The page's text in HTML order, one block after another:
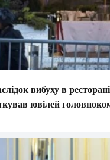
вибуху в
ювілей